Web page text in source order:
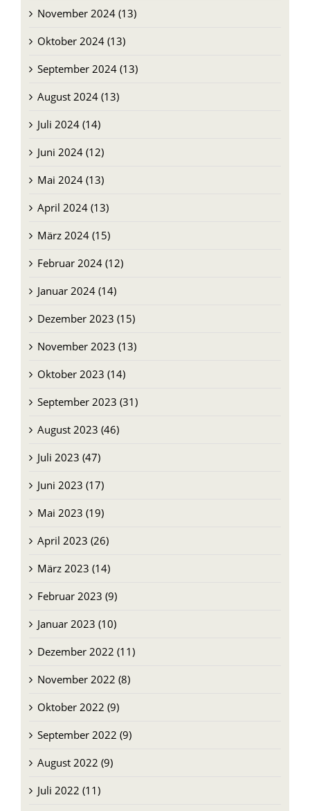
Dezember 2024 (21)
November 2024 (13)
Oktober 2024 (13)
September 2024 (13)
August 2024 (13)
Juli 2024 (14)
Juni 2024 (12)
Mai 2024 (13)
April 2024 (13)
März 2024 (15)
Februar 2024 (12)
Januar 2024 (14)
Dezember 2023 (15)
November 2023 (13)
Oktober 2023 (14)
September 2023 (31)
August 2023 (46)
Juli 2023 (47)
Juni 2023 (17)
Mai 2023 (19)
April 2023 (26)
März 2023 (14)
Februar 2023 (9)
Januar 2023 (10)
Dezember 2022 (11)
November 2022 (8)
Oktober 2022 (9)
September 2022 (9)
August 2022 (9)